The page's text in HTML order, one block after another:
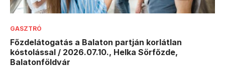
GASZTRÓ
Főzdelátogatás a Balaton partján korlátlan
kóstolással / 2026.07.10., Helka Sörfőzde,
Balatonföldvár